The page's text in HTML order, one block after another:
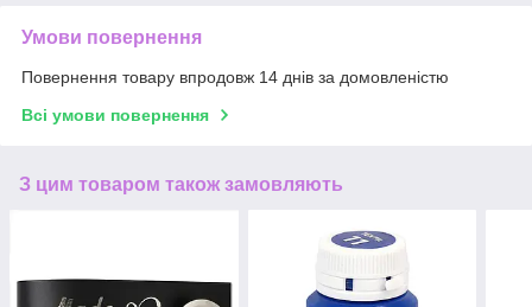
Умови повернення
Повернення товару впродовж 14 днів за домовленістю
Всі умови повернення
З цим товаром також замовляють